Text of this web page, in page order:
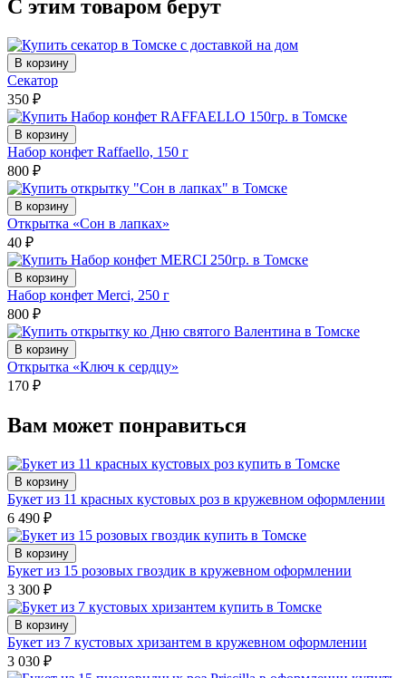
С этим товаром берут
В корзину
Секатор
350 ₽
В корзину
Набор конфет Raffaello, 150 г
800 ₽
В корзину
Открытка «Сон в лапках»
40 ₽
В корзину
Набор конфет Merci, 250 г
800 ₽
В корзину
Открытка «Ключ к сердцу»
170 ₽
Вам может понравиться
В корзину
Букет из 11 красных кустовых роз в кружевном оформлении
6 490 ₽
В корзину
Букет из 15 розовых гвоздик в кружевном оформлении
3 300 ₽
В корзину
Букет из 7 кустовых хризантем в кружевном оформлении
3 030 ₽